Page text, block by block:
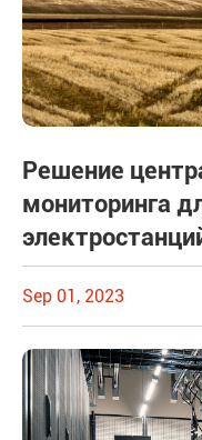
Решение
мониторинга
Sep 01, 2023